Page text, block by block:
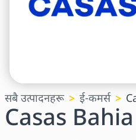
सबै उत्पादनहरू ई-कमर्स
Casas Bahia